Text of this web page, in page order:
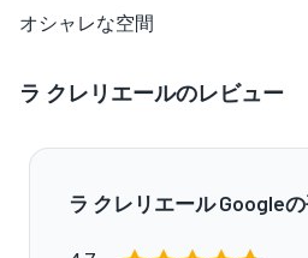
オシャレな空間
ラ クレリエールのレビュー
ラ クレリエール Google